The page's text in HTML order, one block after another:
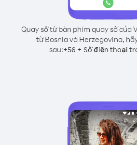
Quay số từ bàn phím quay số của
từ Bosnia và Herzegovina,
sau:+56 + Số điện thoại